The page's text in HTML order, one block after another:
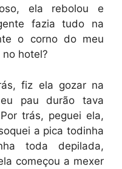
ela rebolou e
fazia tudo na
o corno do meu
hotel?
fiz ela gozar na
pau durão tava
trás, peguei ela,
a pica todinha
toda depilada,
começou a mexer